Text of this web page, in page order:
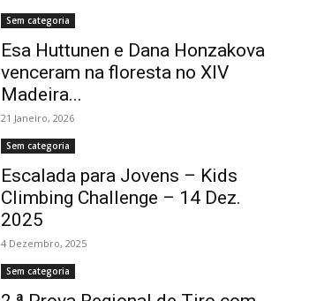
Sem categoria
Esa Huttunen e Dana Honzakova
venceram na floresta no XIV
Madeira...
21 Janeiro, 2026
Sem categoria
Escalada para Jovens – Kids
Climbing Challenge – 14 Dez.
2025
4 Dezembro, 2025
Sem categoria